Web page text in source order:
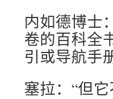
内如德博士
卷的百科全
引或导航手
塞拉：“但